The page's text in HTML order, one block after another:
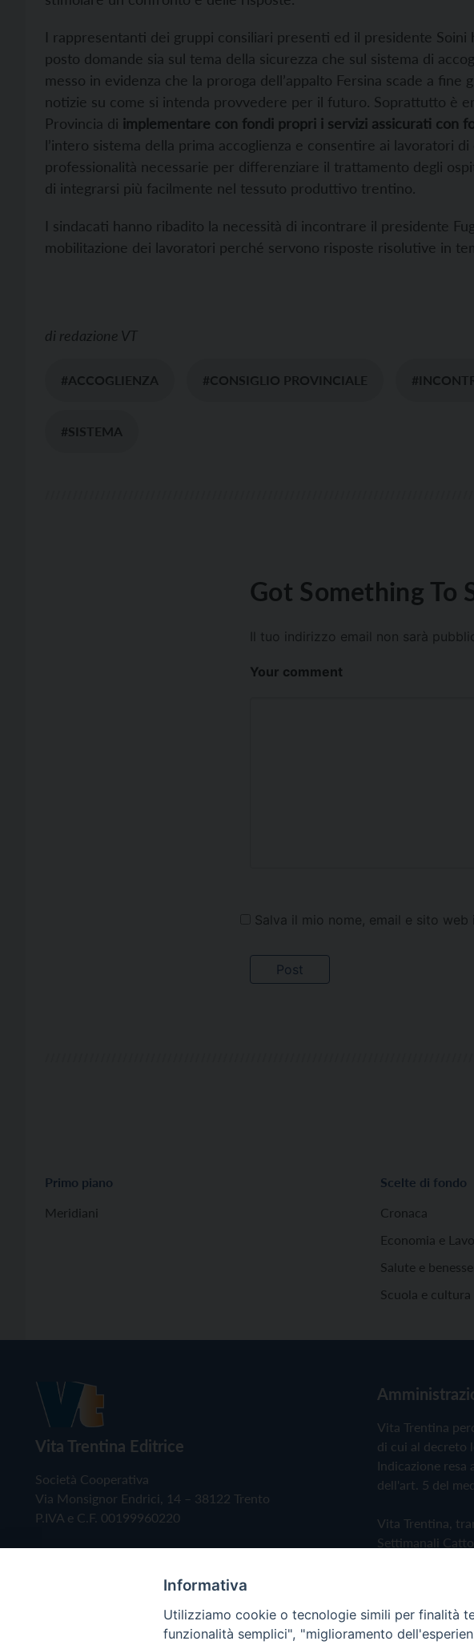
I rappresentanti dei gruppi consiliari presenti ed il presidente Soini
posto domande sia sul tema della sicurezza che sul sistema di
messo in evidenza che la proroga dell’appalto Fersina scade a fine
notizie su come si intenda provvedere per il futuro. Soprattutto è
Provincia di implementare con fondi propri i servizi assicurati con
l’intero sistema della prima accoglienza e consentire ai lavoratori
professionalità necessarie per differenziare il trattamento degli
di integrarsi più facilmente nel tessuto produttivo trentino.
I sindacati hanno ribadito la necessità di incontrare il presidente
mobilitazione dei lavoratori perché servono risposte risolutive in
di redazione VT
#ACCOGLIENZA #CONSIGLIO PROVINCIALE
#SISTEMA
Got Something To
Il tuo indirizzo email non sarà
Your comment
Salva il mio nome, email e sito
Primo piano
Meridiani
Scelte di fondo
Cronaca
Economia e
Salute e
Scuola e cultura
Vita Trentina Editrice
Società Cooperativa
Via Monsignor Endrici, 14 – 38122 Trento
P.IVA e C.F. 00199960220
Vita Trentina
di cui al decreto
Indicazione resa
dell'art. 5 del
Vita Trentina,
Settimanali
Privacy Policy
Informativa
Utilizziamo cookie o tecnologie simili per finalità
funzionalità semplici", "miglioramento